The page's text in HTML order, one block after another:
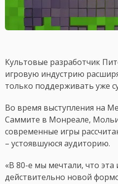
Культовые разработчик
игровую индустрию
только поддерживать уже
Во время выступления на
Саммите в Монреале,
современные игры
– устоявшуюся аудиторию.
«В 80-е мы мечтали, что эта
действительно новой